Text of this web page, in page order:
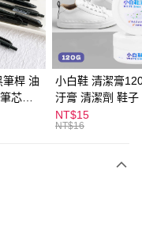
桿 油
芯
小白鞋 清潔膏
汙膏 清潔劑 鞋子
漬 白皮鞋 鞋油
NT$15
NT$16